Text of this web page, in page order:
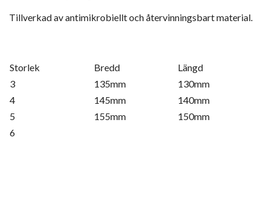
Tillverkad av antimikrobiellt och återvinningsbart material.
Storlek Bredd
Längd
3
135mm
130mm
4
145mm
140mm
5
155mm
150mm
6